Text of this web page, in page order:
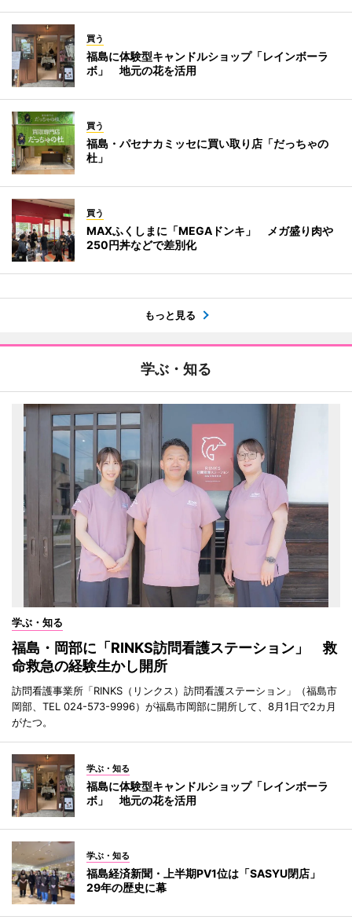
買う
福島に体験型キャンドルショップ「レインボーラ
ボ」 地元の花を活用
買う
福島・パセナカミッセに買い取り店「だっちゃの
杜」
買う
MAXふくしまに「MEGAドンキ」 メガ盛り肉や
250円丼などで差別化
もっと見る
学ぶ・知る
学ぶ・知る
福島・岡部に「RINKS訪問看護ステーション」 救
命救急の経験生かし開所
訪問看護事業所「RINKS（リンクス）訪問看護ステーション」（福島市
岡部、TEL 024-573-9996）が福島市岡部に開所して、8月1日で2カ月
がたつ。
学ぶ・知る
福島に体験型キャンドルショップ「レインボーラ
ボ」 地元の花を活用
学ぶ・知る
福島経済新聞・上半期PV1位は「SASYU閉店」
29年の歴史に幕